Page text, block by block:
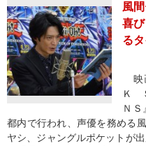
風
喜
るタ
映
Ｋ
Ｎ
都内で行われ、声優を務める
ヤシ、ジャングルポケットが